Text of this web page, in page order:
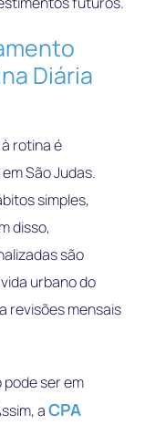
Diária
rotina é
São Judas.
simples,
disso,
são
urbano do
revisões mensais
ser em
aCPA